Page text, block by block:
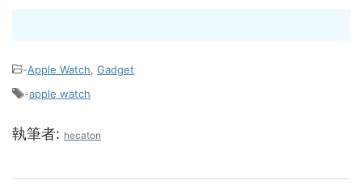
-Apple Watch Gadget
-apple watch
執筆者: hecaton